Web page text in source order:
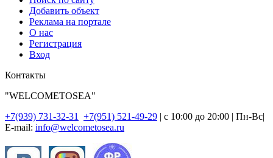
Добавить объект
Реклама на портале
О нас
Регистрация
Вход
Контакты
"WELCOMETOSEA"
+7(939) 731-32-31
+7(951) 521-49-29 | с 10:00 до 20:00 | Пн-Вс|
E-mail: info@welcometosea.ru